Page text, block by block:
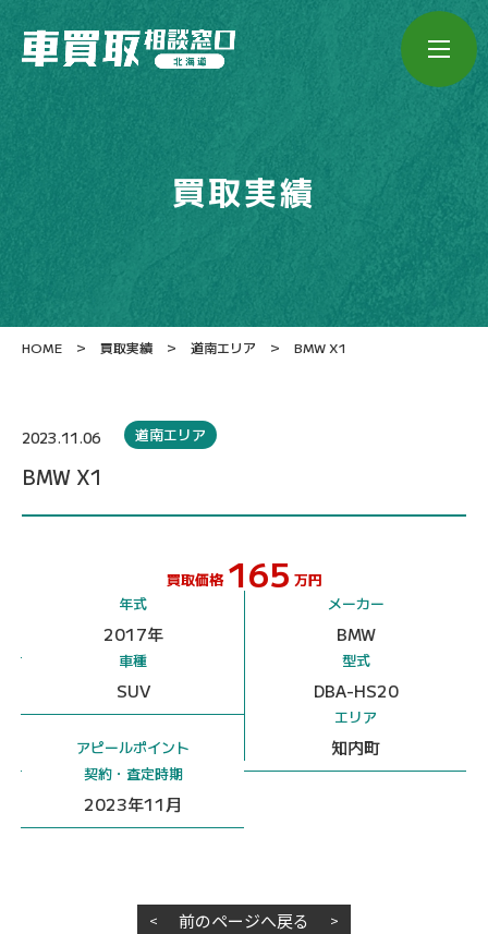
買取実績
HOME > 買取実績 > 道南エリア > BMW X1
2023.11.06 道南エリア
BMW X1
買取価格 165 万円
年式
2017年
メーカー
BMW
車種
SUV
型式
DBA-HS20
アピールポイント
エリア
知内町
契約・査定時期
2023年11月
< 前のページへ戻る >